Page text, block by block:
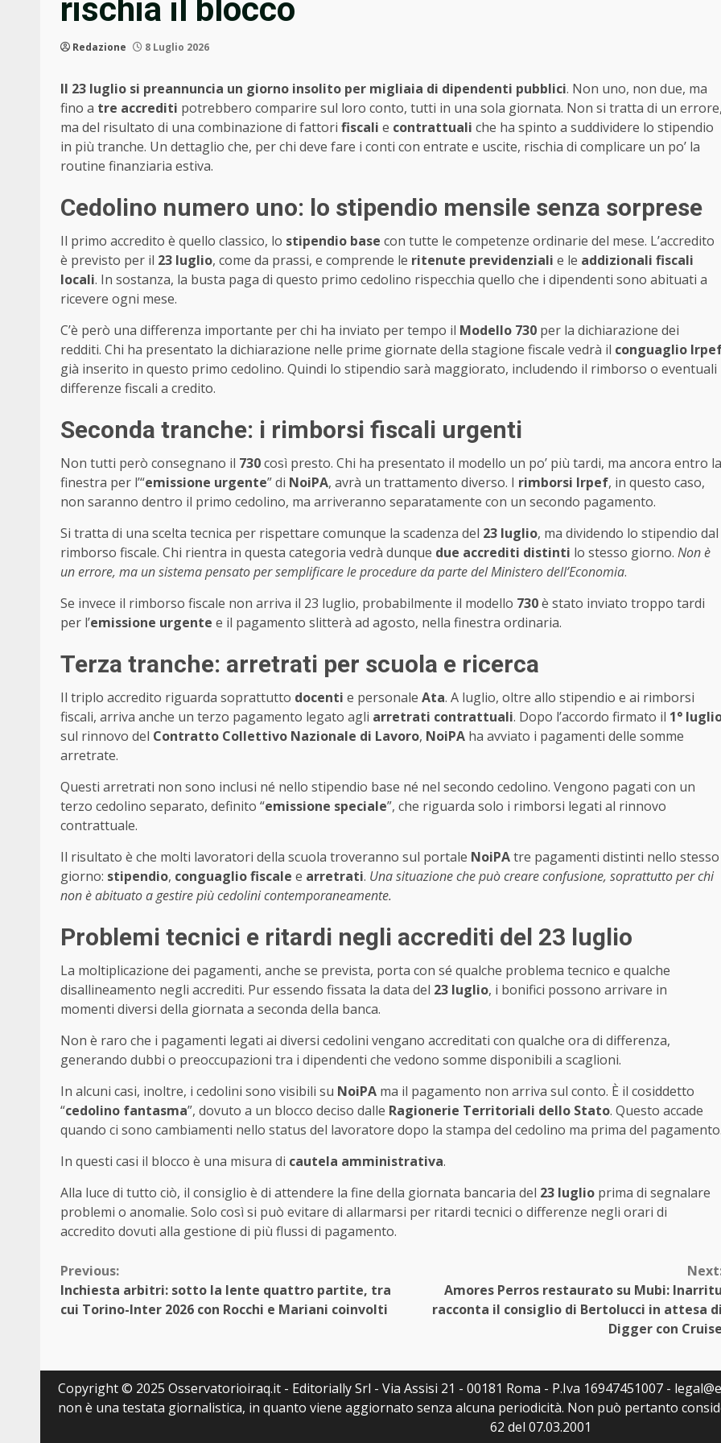
rischia il blocco
Redazione 8 Luglio 2026
Il 23 luglio si preannuncia un giorno insolito per migliaia di dipendenti pubblici. Non uno, non due, ma
fino a tre accrediti potrebbero comparire sul loro conto, tutti in una sola giornata. Non si tratta di un
ma del risultato di una combinazione di fattori fiscali e contrattuali che ha spinto a suddividere lo stipendio
in più tranche. Un dettaglio che, per chi deve fare i conti con entrate e uscite, rischia di complicare un po’ la
routine finanziaria estiva.
Cedolino numero uno: lo stipendio mensile senza sorprese
Il primo accredito è quello classico, lo stipendio base con tutte le competenze ordinarie del mese. L’accredito
è previsto per il 23 luglio, come da prassi, e comprende le ritenute previdenziali e le addizionali fiscali
locali. In sostanza, la busta paga di questo primo cedolino rispecchia quello che i dipendenti sono abituati a
ricevere ogni mese.
C’è però una differenza importante per chi ha inviato per tempo il Modello 730 per la dichiarazione dei
redditi. Chi ha presentato la dichiarazione nelle prime giornate della stagione fiscale vedrà il conguaglio
già inserito in questo primo cedolino. Quindi lo stipendio sarà maggiorato, includendo il rimborso o eventuali
differenze fiscali a credito.
Seconda tranche: i rimborsi fiscali urgenti
Non tutti però consegnano il 730così presto. Chi ha presentato il modello un po’ più tardi, ma ancora entro la
finestra per l’“emissione urgente” di NoiPA, avrà un trattamento diverso. I rimborsi Irpef, in questo caso,
non saranno dentro il primo cedolino, ma arriveranno separatamente con un secondo pagamento.
Si tratta di una scelta tecnica per rispettare comunque la scadenza del 23 luglio, ma dividendo lo stipendio dal
rimborso fiscale. Chi rientra in questa categoria vedrà dunque due accrediti distinti lo stesso giorno. Non è
un errore, ma un sistema pensato per semplificare le procedure da parte del Ministero dell’Economia.
Se invece il rimborso fiscale non arriva il 23 luglio, probabilmente il modello 730è stato inviato troppo tardi
per l’emissione urgente e il pagamento slitterà ad agosto, nella finestra ordinaria.
Terza tranche: arretrati per scuola e ricerca
Il triplo accredito riguarda soprattutto docenti e personale Ata. A luglio, oltre allo stipendio e ai rimborsi
fiscali, arriva anche un terzo pagamento legato agli arretrati contrattuali. Dopo l’accordo firmato il 1°
sul rinnovo del Contratto Collettivo Nazionale di Lavoro, NoiPA ha avviato i pagamenti delle somme
arretrate.
Questi arretrati non sono inclusi né nello stipendio base né nel secondo cedolino. Vengono pagati con un
terzo cedolino separato, definito “emissione speciale”, che riguarda solo i rimborsi legati al rinnovo
contrattuale.
Il risultato è che molti lavoratori della scuola troveranno sul portale NoiPAtre pagamenti distinti nello stesso
giorno: stipendio, conguaglio fiscale e arretrati. Una situazione che può creare confusione, soprattutto per chi
non è abituato a gestire più cedolini contemporaneamente.
Problemi tecnici e ritardi negli accrediti del 23 luglio
La moltiplicazione dei pagamenti, anche se prevista, porta con sé qualche problema tecnico e qualche
disallineamento negli accrediti. Pur essendo fissata la data del 23 luglio, i bonifici possono arrivare in
momenti diversi della giornata a seconda della banca.
Non è raro che i pagamenti legati ai diversi cedolini vengano accreditati con qualche ora di differenza,
generando dubbi o preoccupazioni tra i dipendenti che vedono somme disponibili a scaglioni.
In alcuni casi, inoltre, i cedolini sono visibili su NoiPA ma il pagamento non arriva sul conto. È il cosiddetto
“cedolino fantasma”, dovuto a un blocco deciso dalle Ragionerie Territoriali dello Stato. Questo accade
quando ci sono cambiamenti nello status del lavoratore dopo la stampa del cedolino ma prima del
In questi casi il blocco è una misura di cautela amministrativa.
Alla luce di tutto ciò, il consiglio è di attendere la fine della giornata bancaria del 23 luglio prima di segnalare
problemi o anomalie. Solo così si può evitare di allarmarsi per ritardi tecnici o differenze negli orari di
accredito dovuti alla gestione di più flussi di pagamento.
Continue
Reading
Previous:
Inchiesta arbitri: sotto la lente quattro partite, tra
cui Torino-Inter 2026 con Rocchi e Mariani coinvolti
Amores Perros restaurato su Mubi:
racconta il consiglio di Bertolucci in attesa
Digger con
Copyright © 2025 Osservatorioiraq.it - Editorially Srl - Via Assisi 21 - 00181 Roma - P.Iva 16947451007 -
non è una testata giornalistica, in quanto viene aggiornato senza alcuna periodicità. Non può pertanto
62 del 07.03.2001